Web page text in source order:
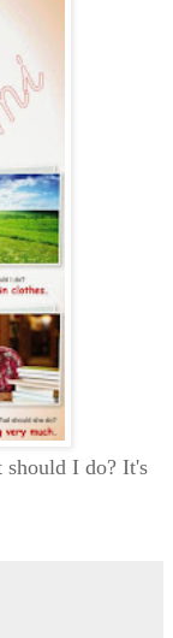
I do? It's